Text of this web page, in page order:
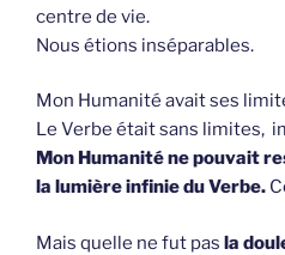
centre de vie.
Nous étions inséparables.
Mon Humanité avait ses
Le Verbe était sans limites,
Mon Humanité ne pouvait
la lumière infinie du Verbe.
Mais quelle ne fut pas la